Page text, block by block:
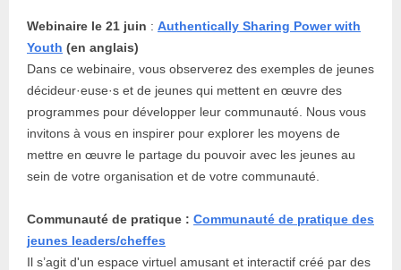
Webinaire le 21 juin : Authentically Sharing Power with
Youth (en anglais)
Dans ce webinaire, vous observerez des exemples de jeunes
décideur·euse·s et de jeunes qui mettent en œuvre des
programmes pour développer leur communauté. Nous vous
invitons à vous en inspirer pour explorer les moyens de
mettre en œuvre le partage du pouvoir avec les jeunes au
sein de votre organisation et de votre communauté.
Communauté de pratique : Communauté de pratique des
jeunes leaders/cheffes
Il s’agit d'un espace virtuel amusant et interactif créé par des